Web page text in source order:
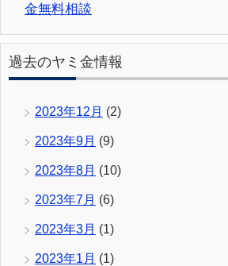
金無料相談
過去のヤミ金情報
2023年12月 (2)
2023年9月 (9)
2023年8月 (10)
2023年7月 (6)
2023年3月 (1)
2023年1月 (1)